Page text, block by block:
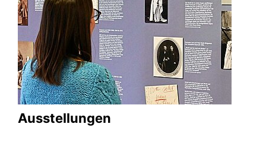
Ausstellungen